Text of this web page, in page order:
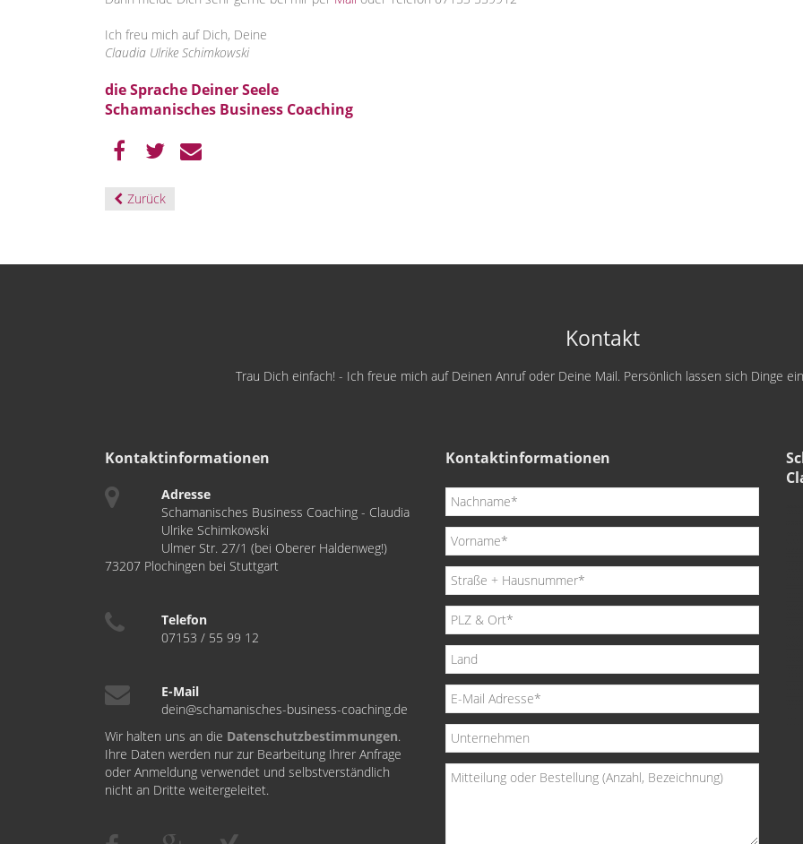
Ich freu mich auf Dich, Deine
Claudia Ulrike Schimkowski
die Sprache Deiner Seele
Schamanisches Business Coaching
Zurück
Kontakt
Trau Dich einfach! - Ich freue mich auf Deinen Anruf oder Deine Mail. Persönlich lassen sich Dinge
Kontaktinformationen
Adresse
Schamanisches Business Coaching - Claudia
Ulrike Schimkowski
Ulmer Str. 27/1 (bei Oberer Haldenweg!)
73207 Plochingen bei Stuttgart
Telefon
07153 / 55 99 12
E-Mail
dein@schamanisches-business-coaching.de
Wir halten uns an die Datenschutzbestimmungen.
Ihre Daten werden nur zur Bearbeitung Ihrer Anfrage
oder Anmeldung verwendet und selbstverständlich
nicht an Dritte weitergeleitet.
Kontaktinformationen